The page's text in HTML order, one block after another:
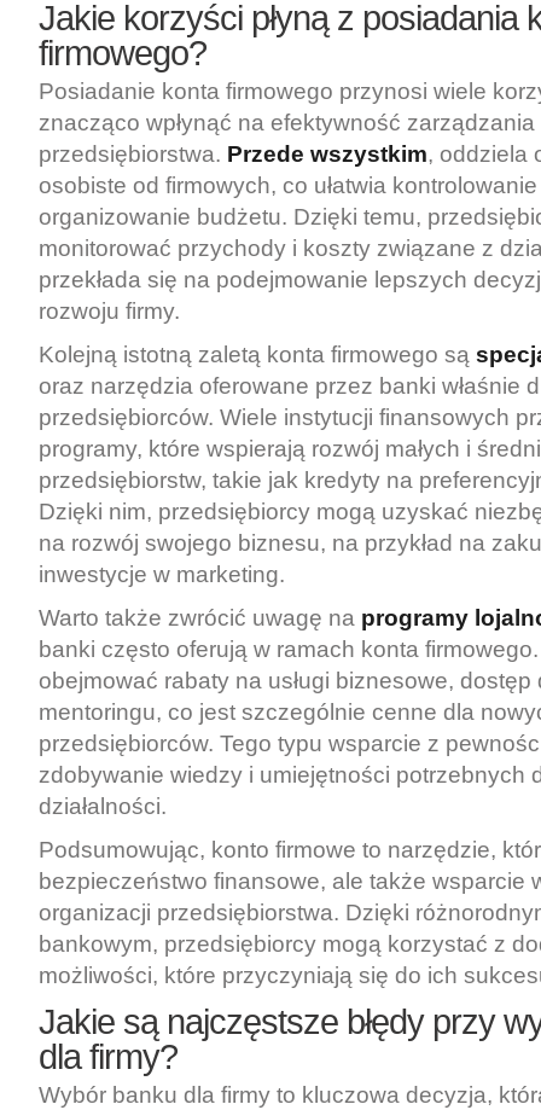
Jakie korzyści płyną z posiadania
firmowego?
Posiadanie konta firmowego przynosi wiele
znacząco wpłynąć na efektywność
przedsiębiorstwa. Przede wszystkim, oddziela
osobiste od firmowych, co ułatwia
organizowanie budżetu. Dzięki temu,
monitorować przychody i koszty związane z
przekłada się na podejmowanie lepszych
rozwoju firmy.
Kolejną istotną zaletą konta firmowego są
oraz narzędzia oferowane przez banki właśnie
przedsiębiorców. Wiele instytucji finansowych
programy, które wspierają rozwój małych i
przedsiębiorstw, takie jak kredyty na
Dzięki nim, przedsiębiorcy mogą uzyskać
na rozwój swojego biznesu, na przykład na
inwestycje w marketing.
Warto także zwrócić uwagę na programy
banki często oferują w ramach konta
obejmować rabaty na usługi biznesowe,
mentoringu, co jest szczególnie cenne dla
przedsiębiorców. Tego typu wsparcie z
zdobywanie wiedzy i umiejętności potrzebnych
działalności.
Podsumowując, konto firmowe to narzędzie,
bezpieczeństwo finansowe, ale także wsparcie
organizacji przedsiębiorstwa. Dzięki
bankowym, przedsiębiorcy mogą korzystać z
możliwości, które przyczyniają się do ich
Jakie są najczęstsze błędy przy
dla firmy?
Wybór banku dla firmy to kluczowa decyzja,